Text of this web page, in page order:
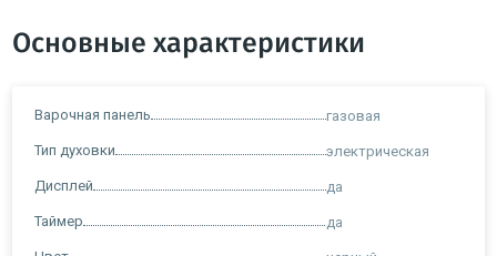
Основные характеристики
Варочная панель газовая
Тип духовки электрическая
Дисплей да
Таймер да